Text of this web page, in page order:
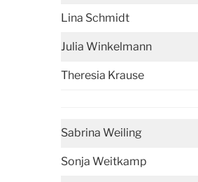
Lina Schmidt
Julia Winkelmann
Theresia Krause
Sabrina Weiling
Sonja Weitkamp